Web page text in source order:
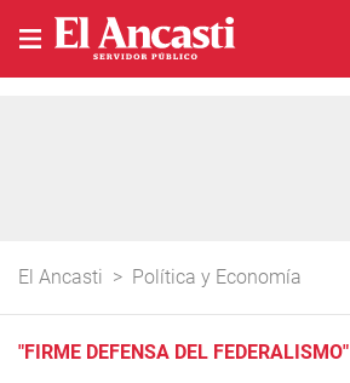
El Ancasti > Política y Economía
"FIRME DEFENSA DEL FEDERALISMO"